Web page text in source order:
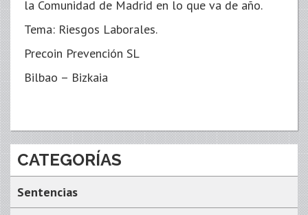
la Comunidad de Madrid en lo que va de año.
Tema: Riesgos Laborales.
Precoin Prevención SL
Bilbao – Bizkaia
CATEGORÍAS
Sentencias